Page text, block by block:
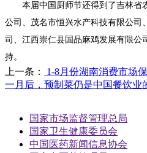
本届中国厨师节还得到了吉林省
公司、茂名市恒兴水产科技有限公司
司、江西崇仁县国品麻鸡发展有限公
持。
上一条： 1-8月份湖南消费市场
一月后，预制菜仍是中国餐饮业
国家市场监督管理总局
国家卫生健康委员会
中国医药新闻信息协会